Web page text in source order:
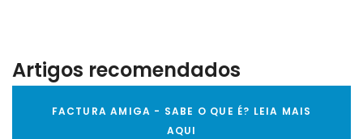
Artigos recomendados
FACTURA AMIGA - SABE O QUE É? LEIA MAIS
AQUI